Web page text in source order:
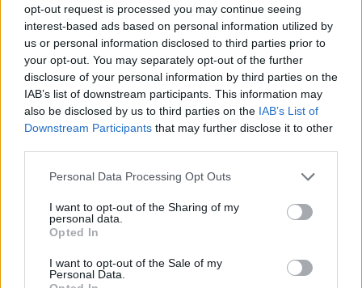
opt-out request is processed you may continue seeing
interest-based ads based on personal information utilized by
us or personal information disclosed to third parties prior to
your opt-out. You may separately opt-out of the further
disclosure of your personal information by third parties on the
IAB’s list of downstream participants. This information may
also be disclosed by us to third parties on the IAB’s List of
Downstream Participants that may further disclose it to other
Personal Data Processing Opt Outs
I want to opt-out of the Sharing of my
personal data.
Opted In
I want to opt-out of the Sale of my
Personal Data.
forti
05/04/2020
LA SFIDA A SORPRESA
Dal governo al karaoke Conte-
Renzi come se le cantano
22/02/2020
L'ULTIMA SFIDA
Conte e Renzi se le cantano al
karaoke: chi vince?
20/02/2020